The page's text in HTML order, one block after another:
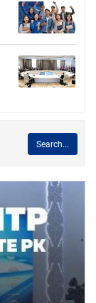
Search...